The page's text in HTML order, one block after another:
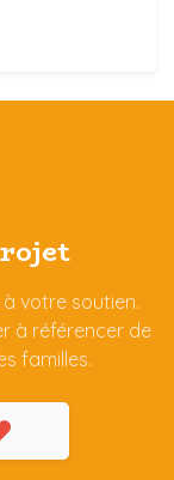
votre soutien.
à référencer de
familles.